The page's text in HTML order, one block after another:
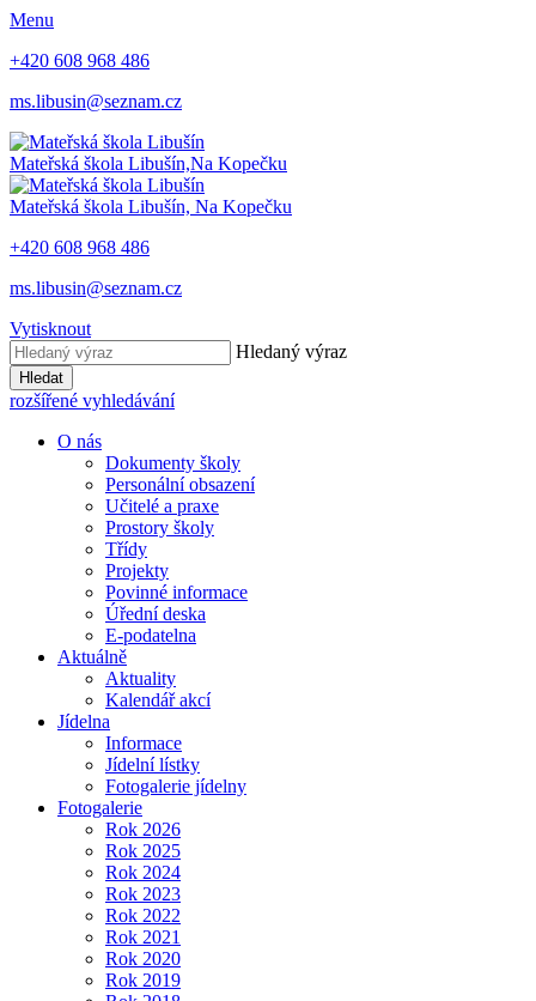
Menu
+420 608 968 486
ms.libusin@seznam.cz
Mateřská škola Libušín,Na Kopečku
Mateřská škola Libušín, Na Kopečku
+420 608 968 486
ms.libusin@seznam.cz
Vytisknout
Hledaný výraz
Hledat
rozšířené vyhledávání
O nás
Dokumenty školy
Personální obsazení
Učitelé a praxe
Prostory školy
Třídy
Projekty
Povinné informace
Úřední deska
E-podatelna
Aktuálně
Aktuality
Kalendář akcí
Jídelna
Informace
Jídelní lístky
Fotogalerie jídelny
Fotogalerie
Rok 2026
Rok 2025
Rok 2024
Rok 2023
Rok 2022
Rok 2021
Rok 2020
Rok 2019